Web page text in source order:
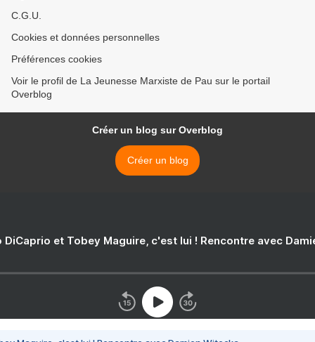
C.G.U.
Cookies et données personnelles
Préférences cookies
Voir le profil de La Jeunesse Marxiste de Pau sur le portail
Overblog
Créer un blog sur Overblog
Créer un blog
DiCaprio et Tobey Maguire, c'est lui ! Rencontre avec